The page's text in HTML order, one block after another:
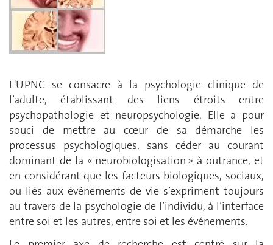
L'UPNC se consacre à la psychologie clinique de
l’adulte, établissant des liens étroits entre
psychopathologie et neuropsychologie. Elle a pour
souci de mettre au cœur de sa démarche les
processus psychologiques, sans céder au courant
dominant de la « neurobiologisation » à outrance, et
en considérant que les facteurs biologiques, sociaux,
ou liés aux événements de vie s’expriment toujours
au travers de la psychologie de l’individu, à l’interface
entre soi et les autres, entre soi et les événements.